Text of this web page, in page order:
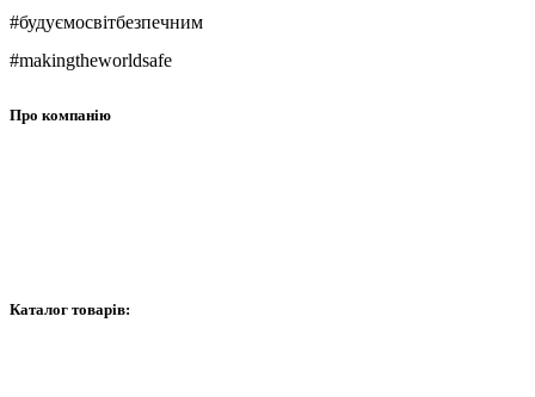
#будуємосвітбезпечним
#makingtheworldsafe
Про компанію
Каталог товарів: